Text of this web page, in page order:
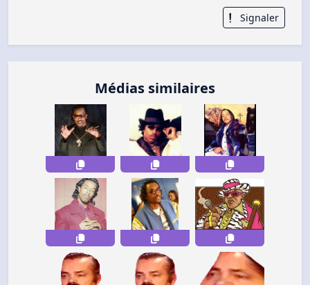
Signaler
Médias similaires